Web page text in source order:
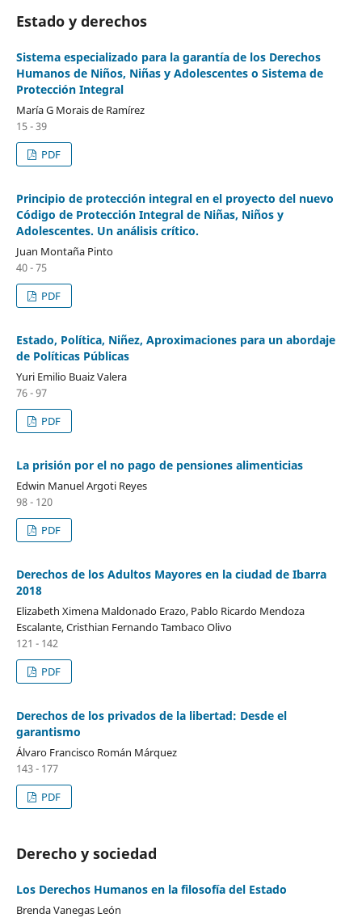
Estado y derechos
Sistema especializado para la garantía de los Derechos
Humanos de Niños, Niñas y Adolescentes o Sistema de
Protección Integral
María G Morais de Ramírez
15 - 39
PDF
Principio de protección integral en el proyecto del nuevo
Código de Protección Integral de Niñas, Niños y
Adolescentes. Un análisis crítico.
Juan Montaña Pinto
40 - 75
PDF
Estado, Política, Niñez, Aproximaciones para un abordaje
de Políticas Públicas
Yuri Emilio Buaiz Valera
76 - 97
PDF
La prisión por el no pago de pensiones alimenticias
Edwin Manuel Argoti Reyes
98 - 120
PDF
Derechos de los Adultos Mayores en la ciudad de Ibarra
2018
Elizabeth Ximena Maldonado Erazo, Pablo Ricardo Mendoza
Escalante, Cristhian Fernando Tambaco Olivo
121 - 142
PDF
Derechos de los privados de la libertad: Desde el
garantismo
Álvaro Francisco Román Márquez
143 - 177
PDF
Derecho y sociedad
Los Derechos Humanos en la filosofía del Estado
Brenda Vanegas León